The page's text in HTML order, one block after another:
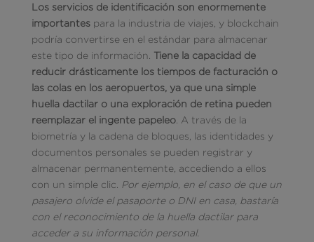
Los servicios de identificación son enormemente
importantespara la industria de viajes, y blockchain
podría convertirse en el estándar para almacenar
este tipo de información. Tiene la capacidad de
reducir drásticamente los tiempos de facturación o
las colas en los aeropuertos, ya que una simple
huella dactilar o una exploración de retina pueden
reemplazar el ingente papeleo. A través de la
biometría y la cadena de bloques, las identidades y
documentos personales se pueden registrar y
almacenar permanentemente, accediendo a ellos
con un simple clic.
Por ejemplo, en el caso de que un
pasajero olvide el pasaporte o DNI en casa, bastaría
con el reconocimiento de la huella dactilar para
acceder a su información personal.